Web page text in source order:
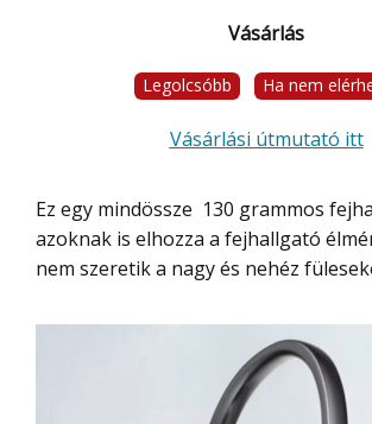
Vásárlás
Legolcsóbb Ha nem
Vásárlási útmutató itt
Ez egy mindössze 130 grammos fejhallgató, amivel
azoknak is elhozza a fejhallgató
nem szeretik a nagy és nehéz